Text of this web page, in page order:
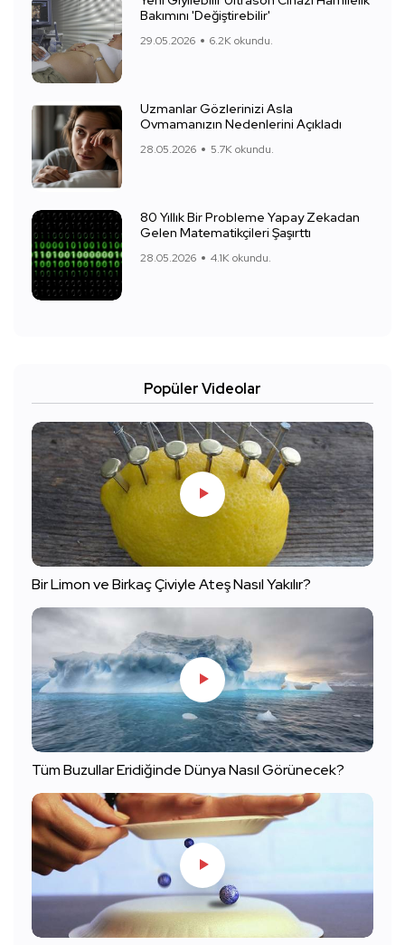
Bakımını 'Değiştirebilir'
29.05.2026 6.2K okundu.
Uzmanlar Gözlerinizi Asla
Ovmamanızın Nedenlerini Açıkladı
28.05.2026 5.7K okundu.
80 Yıllık Bir Probleme Yapay Zekadan
Gelen Matematikçileri Şaşırttı
28.05.2026 4.1K okundu.
Popüler Videolar
Bir Limon ve Birkaç Çiviyle Ateş Nasıl Yakılır?
Tüm Buzullar Eridiğinde Dünya Nasıl Görünecek?